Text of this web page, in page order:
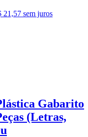
21,57 sem juros
Gabarito
(Letras,